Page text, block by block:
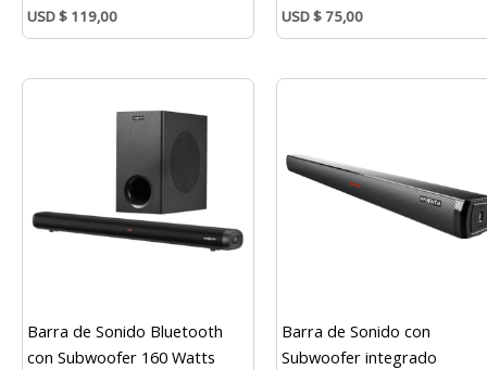
USD$ 119,00 USD$ 75,00
Barra de Sonido Bluetooth
con Subwoofer 160 Watts
Barra de Sonido con
Subwoofer integrado